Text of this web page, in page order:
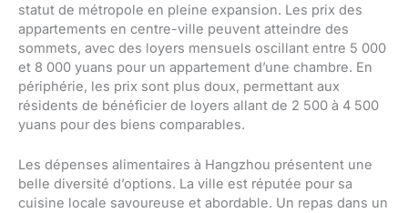
statut de métropole en pleine expansion. Les prix des
appartements en centre-ville peuvent atteindre des
sommets, avec des loyers mensuels oscillant entre 5 000
et 8 000 yuans pour un appartement d’une chambre. En
périphérie, les prix sont plus doux, permettant aux
résidents de bénéficier de loyers allant de 2 500 à 4 500
yuans pour des biens comparables.
Les dépenses alimentaires à Hangzhou présentent une
belle diversité d’options. La ville est réputée pour sa
cuisine locale savoureuse et abordable. Un repas dans un